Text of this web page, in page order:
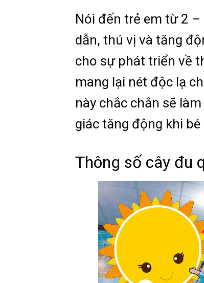
Nói đến trẻ em từ 2
dẫn, thú vị và tăng
cho sự phát triển về
mang lại nét độc lạ
này chắc chắn sẽ
giác tăng động khi
Thông số cây đu